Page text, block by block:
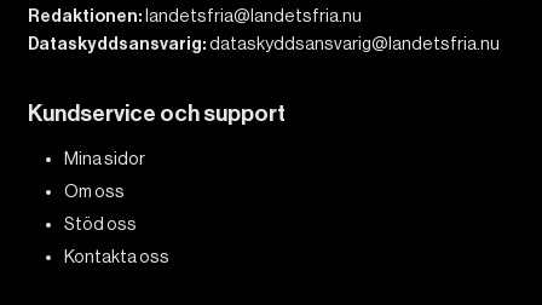
Redaktionen: landetsfria@landetsfria.nu
Dataskyddsansvarig:dataskyddsansvarig@landetsfria.nu
Kundservice och support
Mina sidor
Om oss
Stöd oss
Kontakta oss